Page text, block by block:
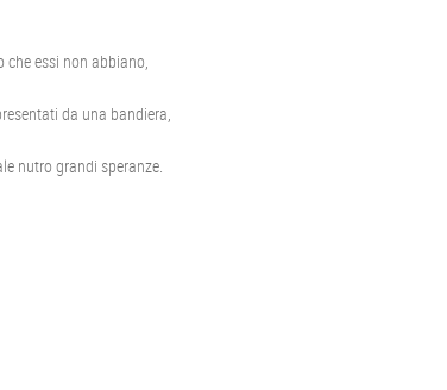
che essi non abbiano,
da una bandiera,
nutro grandi speranze.